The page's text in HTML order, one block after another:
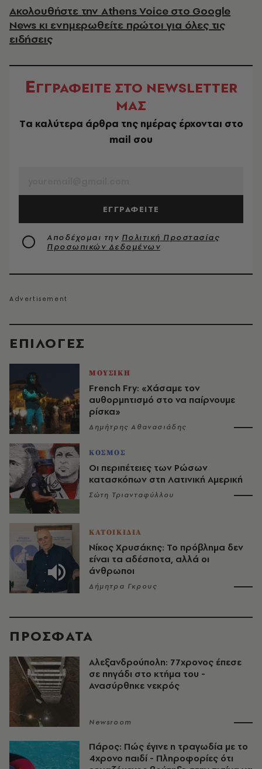
EΠΙΛΟΓΈΣ
ΜΟΥΣΙΚΗ
French Fry: «Χάσαμε τον
αυθορμητισμό στο να παίρνουμε
ρίσκα»
Δημήτρης Αθανασιάδης
ΚΟΣΜΟΣ
Οι περιπέτειες των Ρώσων
κατασκόπων στη Λατινική Αμερική
Σώτη Τριανταφύλλου
ΚΑΤΟΙΚΙΔΙΑ
Νίκος Χρυσάκης: Το πρόβλημα δεν
είναι τα αδέσποτα, αλλά οι
άνθρωποι
Δήμητρα Γκρους
Ακολουθήστε την Athens Voice στο Google
News κι ενημερωθείτε πρώτοι για όλες τις
ειδήσεις
ΕΓΓΡΑΦΕΙΤΕ ΣΤΟ NEWSLETTER
ΜΑΣ
Tα καλύτερα άρθρα της ημέρας έρχονται στο
mail σου
ΕΓΓΡΑΦΕΙΤΕ
Αποδέχομαι την Πολιτική Προστασίας
Προσωπικών Δεδομένων
ΠΡΟΣΦΑΤΑ
Αλεξανδρούπολη: 77χρονος έπεσε
σε πηγάδι στο κτήμα του -
Ανασύρθηκε νεκρός
Newsroom
Πάρος: Πώς έγινε η τραγωδία με το
4χρονο παιδί - Πληροφορίες ότι